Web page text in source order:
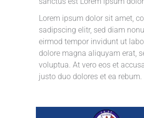
Lorem ipsum dolor sit amet,
sadipscing elitr, sed diam
eirmod tempor invidunt ut
dolore magna aliquyam erat,
voluptua. At vero eos et
justo duo dolores et ea rebum.